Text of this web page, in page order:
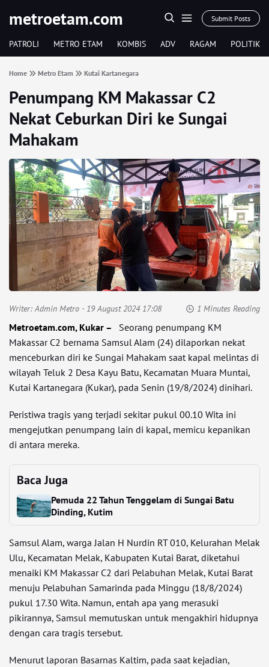
metroetam.com Submit Posts
PATROLI METRO ETAM KOMBIS ADV RAGAM POLITIK
Home Metro Etam Kutai Kartanegara
Penumpang KM Makassar C2
Nekat Ceburkan Diri ke Sungai
Mahakam
Writer:Admin Metro - 19 August 2024 17:08 1 Minutes Reading
Metroetam.com, Kukar –
Seorang penumpang KM
Makassar C2 bernama Samsul Alam (24) dilaporkan nekat
menceburkan diri ke Sungai Mahakam saat kapal melintas di
wilayah Teluk 2 Desa Kayu Batu, Kecamatan Muara Muntai,
Kutai Kartanegara (Kukar), pada Senin (19/8/2024) dinihari.
Peristiwa tragis yang terjadi sekitar pukul 00.10 Wita ini
mengejutkan penumpang lain di kapal, memicu kepanikan
di antara mereka.
Baca Juga
Pemuda 22 Tahun Tenggelam di Sungai Batu
Dinding, Kutim
Samsul Alam, warga Jalan H Nurdin RT 010, Kelurahan Melak
Ulu, Kecamatan Melak, Kabupaten Kutai Barat, diketahui
menaiki KM Makassar C2 dari Pelabuhan Melak, Kutai Barat
menuju Pelabuhan Samarinda pada Minggu (18/8/2024)
pukul 17.30 Wita. Namun, entah apa yang merasuki
pikirannya, Samsul memutuskan untuk mengakhiri hidupnya
dengan cara tragis tersebut.
Menurut laporan Basarnas Kaltim, pada saat kejadian,